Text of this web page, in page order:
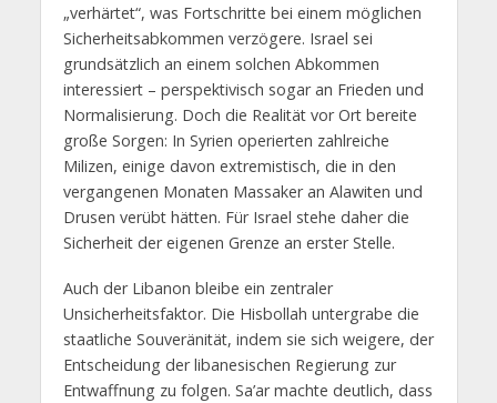
„verhärtet“, was Fortschritte bei einem möglichen
Sicherheitsabkommen verzögere. Israel sei
grundsätzlich an einem solchen Abkommen
interessiert – perspektivisch sogar an Frieden und
Normalisierung. Doch die Realität vor Ort bereite
große Sorgen: In Syrien operierten zahlreiche
Milizen, einige davon extremistisch, die in den
vergangenen Monaten Massaker an Alawiten und
Drusen verübt hätten. Für Israel stehe daher die
Sicherheit der eigenen Grenze an erster Stelle.
Auch der Libanon bleibe ein zentraler
Unsicherheitsfaktor. Die Hisbollah untergrabe die
staatliche Souveränität, indem sie sich weigere, der
Entscheidung der libanesischen Regierung zur
Entwaffnung zu folgen. Sa’ar machte deutlich, dass